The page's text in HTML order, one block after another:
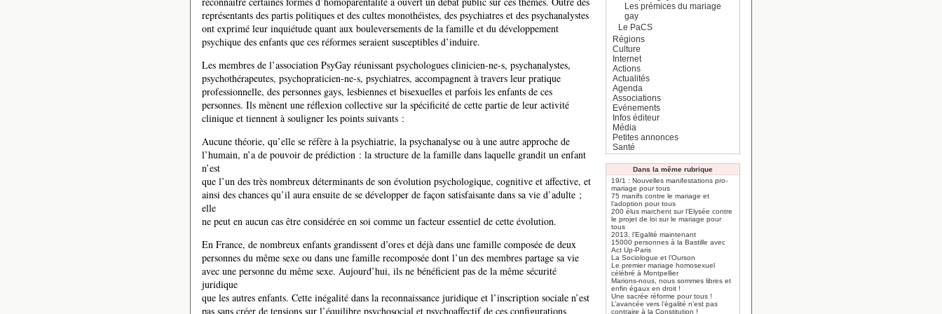
représentants des partis politiques et des cultes monothéistes, des psychiatres et des psychanalystes
ont exprimé leur inquiétude quant aux bouleversements de la famille et du développement
psychique des enfants que ces réformes seraient susceptibles d’induire.
Les membres de l’association PsyGay réunissant psychologues clinicien-ne-s, psychanalystes,
psychothérapeutes, psychopraticien-ne-s, psychiatres, accompagnent à travers leur pratique
professionnelle, des personnes gays, lesbiennes et bisexuelles et parfois les enfants de ces
personnes. Ils mènent une réflexion collective sur la spécificité de cette partie de leur activité
clinique et tiennent à souligner les points suivants :
Aucune théorie, qu’elle se réfère à la psychiatrie, la psychanalyse ou à une autre approche de
l’humain, n’a de pouvoir de prédiction : la structure de la famille dans laquelle grandit un enfant
n’est
que l’un des très nombreux déterminants de son évolution psychologique, cognitive et affective, et
ainsi des chances qu’il aura ensuite de se développer de façon satisfaisante dans sa vie d’adulte ;
elle
ne peut en aucun cas être considérée en soi comme un facteur essentiel de cette évolution.
En France, de nombreux enfants grandissent d’ores et déjà dans une famille composée de deux
personnes du même sexe ou dans une famille recomposée dont l’un des membres partage sa vie
avec une personne du même sexe. Aujourd’hui, ils ne bénéficient pas de la même sécurité
juridique
que les autres enfants. Cette inégalité dans la reconnaissance juridique et l’inscription sociale n’est
pas sans créer de tensions sur l’équilibre psychosocial et psychoaffectif de ces configurations
Les prémices du mariage
gay
Le PaCS
Régions
Culture
Internet
Actions
Actualités
Agenda
Associations
Evénements
Infos éditeur
Média
Petites annonces
Santé
Dans la même rubrique
19/1 : Nouvelles manifestations pro-
mariage pour tous
75 manifs contre le mariage et
l’adoption pour tous
200 élus marchent sur l’Elysée contre
le projet de loi sur le mariage pour
tous
2013, l’Egalité maintenant
15000 personnes à la Bastille avec
Act Up-Paris
La Sociologue et l’Ourson
Le premier mariage homosexuel
célébré à Montpellier
Marions-nous, nous sommes libres et
enfin égaux en droit !
Une sacrée réforme pour tous !
L’avancée vers l’égalité n’est pas
contraire à la Constitution !